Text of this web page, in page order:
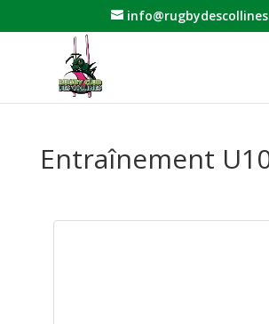
Entraînement